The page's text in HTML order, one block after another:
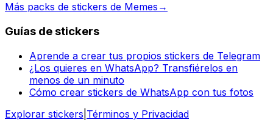
Más packs de stickers de Memes →
Guías de stickers
Aprende a crear tus propios stickers de Telegram
¿Los quieres en WhatsApp? Transfiérelos en
menos de un minuto
Cómo crear stickers de WhatsApp con tus fotos
Explorar stickers Términos y Privacidad